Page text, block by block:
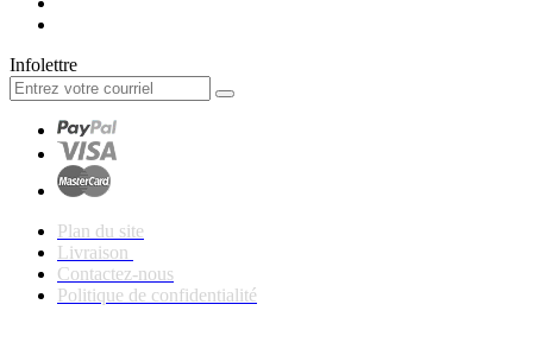
Infolettre
Plan du site
Livraison
Contactez-nous
Politique de confidentialité